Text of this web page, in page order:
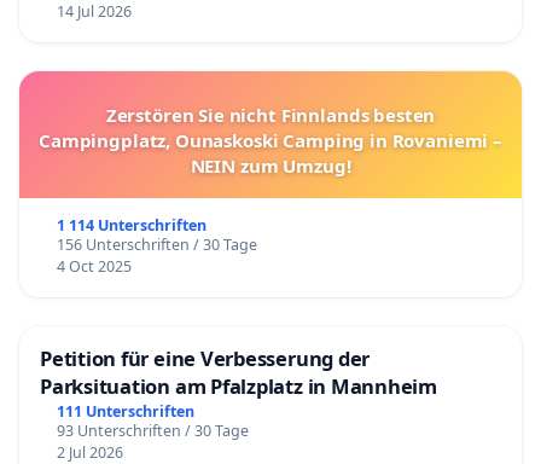
14 Jul 2026
Zerstören Sie nicht Finnlands besten
Campingplatz, Ounaskoski Camping in Rovaniemi –
NEIN zum Umzug!
1 114 Unterschriften
156 Unterschriften / 30 Tage
4 Oct 2025
Petition für eine Verbesserung der
Parksituation am Pfalzplatz in Mannheim
111 Unterschriften
93 Unterschriften / 30 Tage
2 Jul 2026